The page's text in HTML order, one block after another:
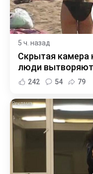
5 ч. назад
Скрытая камера
люди вытворяют,
242 54 79